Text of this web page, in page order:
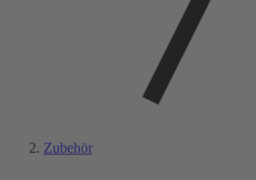
Zubehör